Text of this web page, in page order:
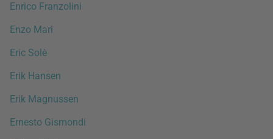
Enrico Franzolini
Enzo Mari
Eric Solè
Erik Hansen
Erik Magnussen
Ernesto Gismondi